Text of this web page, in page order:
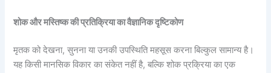
शोक और मस्तिष्क की प्रतिक्रिया का वैज्ञानिक दृष्टिकोण
मृतक को देखना, सुनना या उनकी उपस्थिति महसूस करना बिल्कुल सामान्य है।
यह किसी मानसिक विकार का संकेत नहीं है, बल्कि शोक प्रक्रिया का एक